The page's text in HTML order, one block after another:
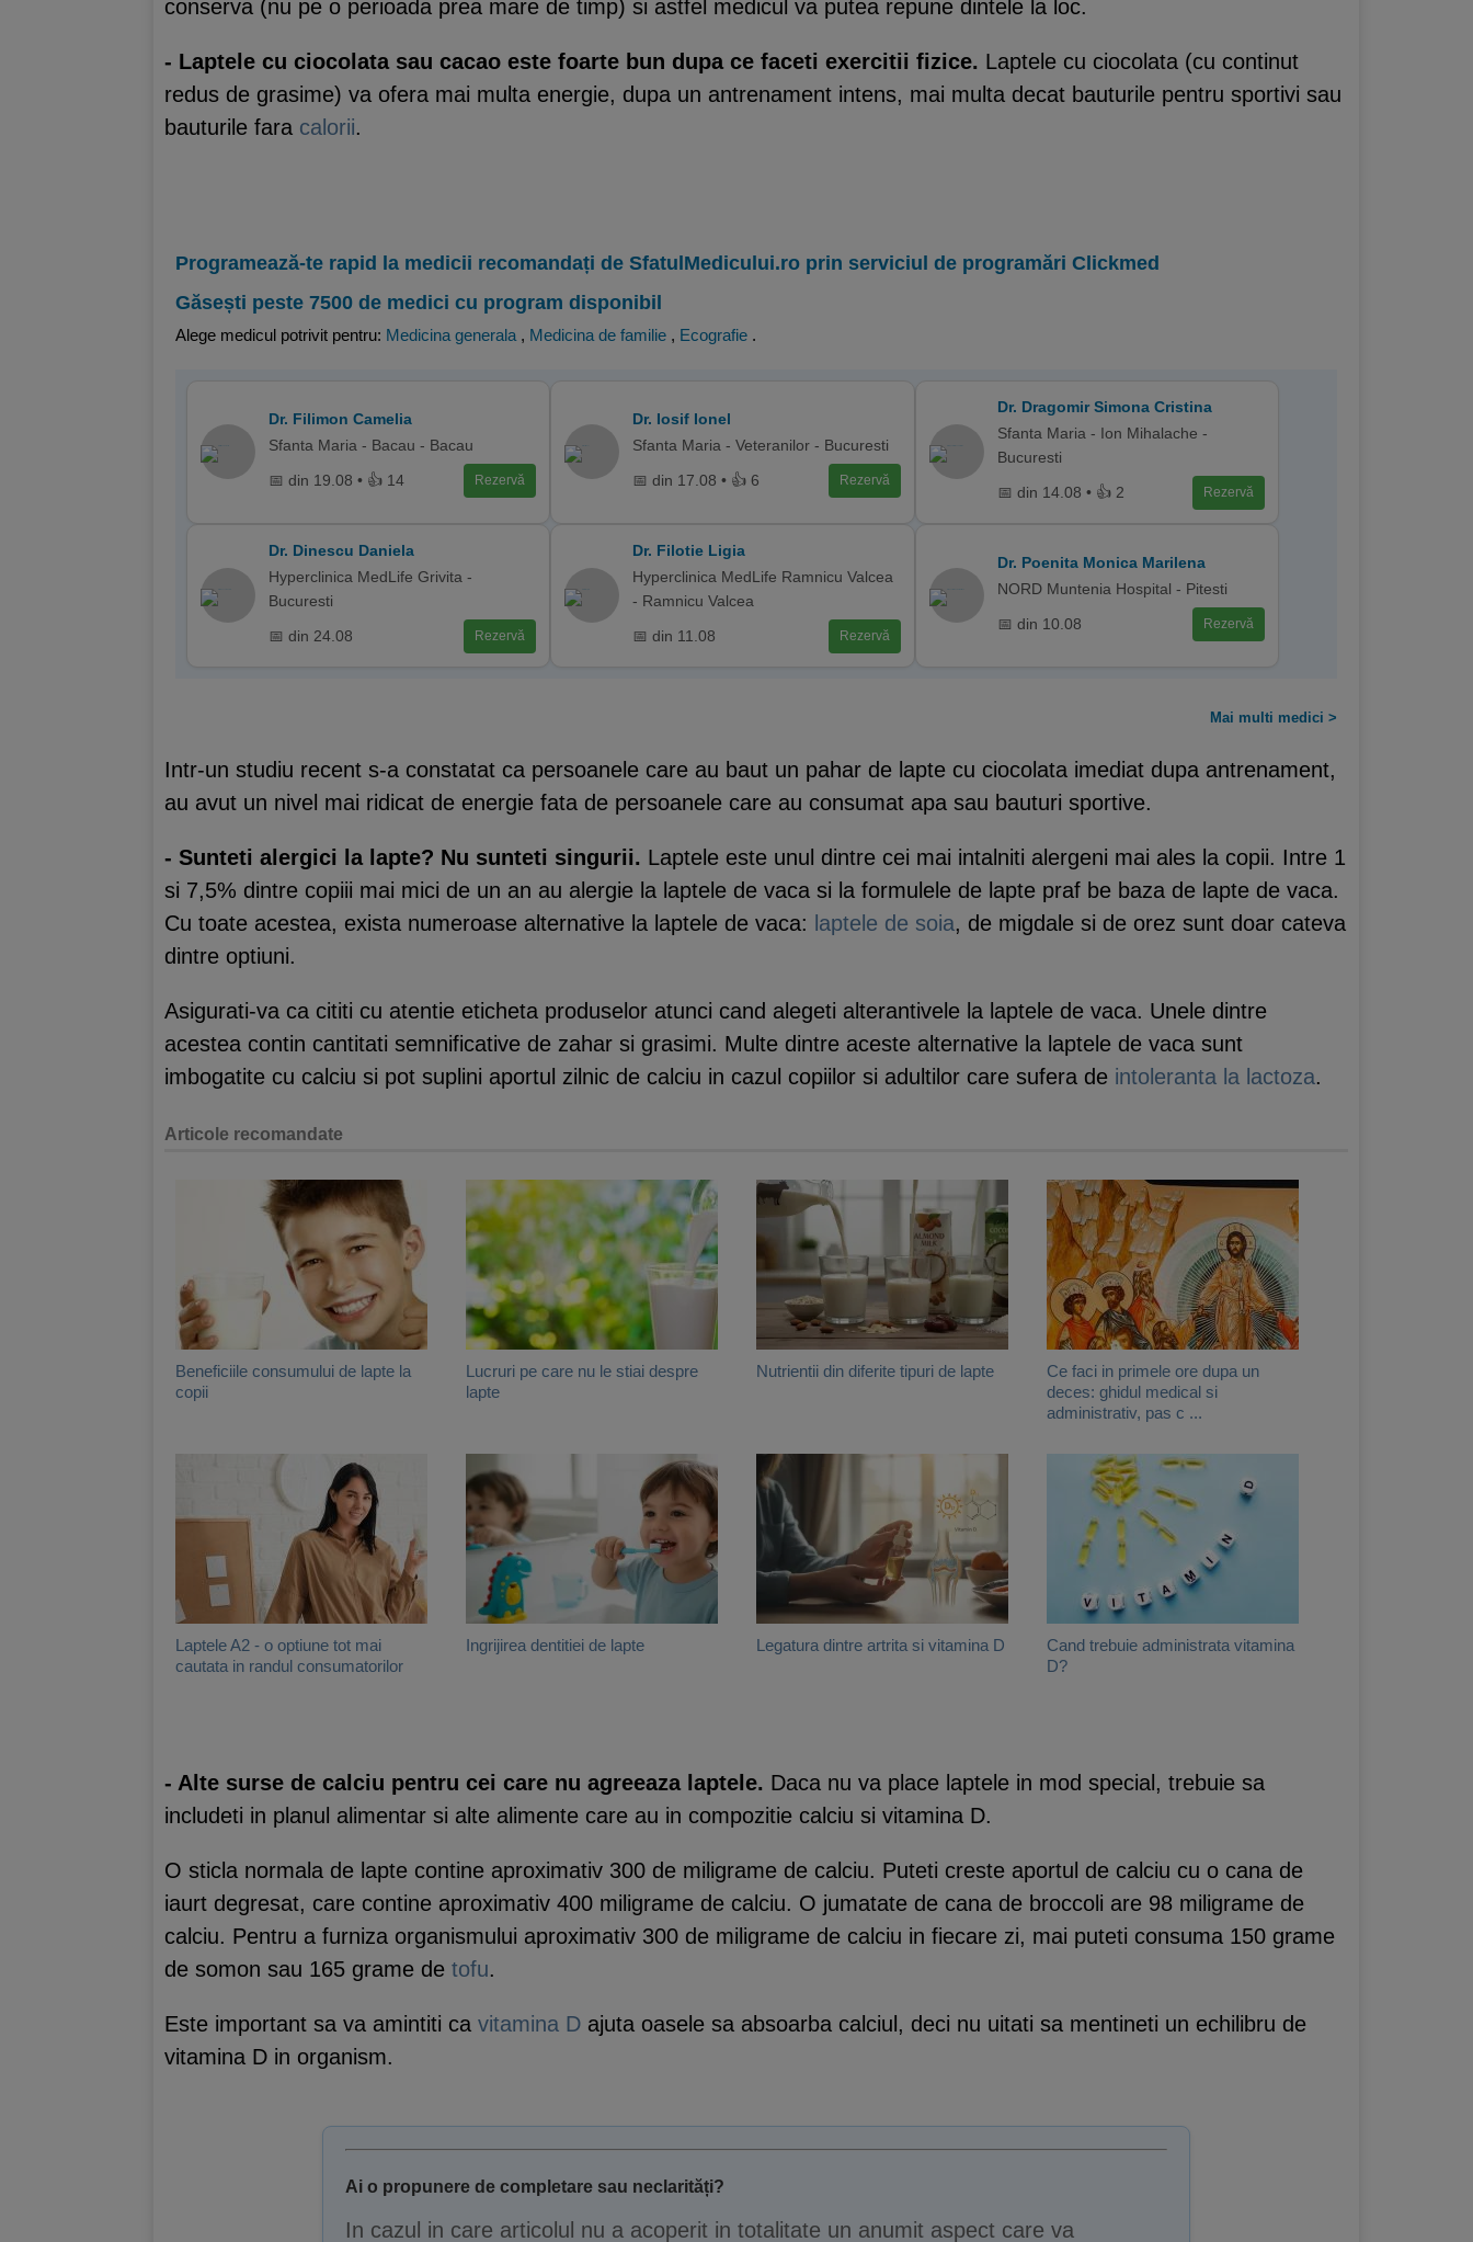
conserva (nu pe o perioada prea mare de timp) si astfel medicul va putea repune dintele la loc.
- Laptele cu ciocolata sau cacao este foarte bun dupa ce faceti exercitii fizice. Laptele cu ciocolata (cu continut
redus de grasime) va ofera mai multa energie, dupa un antrenament intens, mai multa decat bauturile pentru sportivi sau
bauturile fara calorii.
Programează-te rapid la medicii recomandați de SfatulMedicului.ro prin serviciul de programări Clickmed
Găsești peste 7500 de medici cu program disponibil
Alege medicul potrivit pentru: Medicina generala , Medicina de familie , Ecografie .
Dr. Filimon Camelia
Sfanta Maria - Bacau - Bacau
📅 din 19.08 • 👍 14 Rezervă
Dr. Iosif Ionel
Sfanta Maria - Veteranilor - Bucuresti
📅 din 17.08 • 👍 6 Rezervă
Dr. Dragomir Simona Cristina
Sfanta Maria - Ion Mihalache -
Bucuresti
📅 din 14.08 • 👍 2 Rezervă
Dr. Dinescu Daniela
Hyperclinica MedLife Grivita -
Bucuresti
📅 din 24.08 Rezervă
Dr. Filotie Ligia
Hyperclinica MedLife Ramnicu Valcea
- Ramnicu Valcea
📅 din 11.08 Rezervă
Dr. Poenita Monica Marilena
NORD Muntenia Hospital - Pitesti
📅 din 10.08 Rezervă
Mai multi medici >
Intr-un studiu recent s-a constatat ca persoanele care au baut un pahar de lapte cu ciocolata imediat dupa antrenament,
au avut un nivel mai ridicat de energie fata de persoanele care au consumat apa sau bauturi sportive.
- Sunteti alergici la lapte? Nu sunteti singurii. Laptele este unul dintre cei mai intalniti alergeni mai ales la copii. Intre 1
si 7,5% dintre copiii mai mici de un an au alergie la laptele de vaca si la formulele de lapte praf be baza de lapte de vaca.
Cu toate acestea, exista numeroase alternative la laptele de vaca: laptele de soia, de migdale si de orez sunt doar cateva
dintre optiuni.
Asigurati-va ca cititi cu atentie eticheta produselor atunci cand alegeti alterantivele la laptele de vaca. Unele dintre
acestea contin cantitati semnificative de zahar si grasimi. Multe dintre aceste alternative la laptele de vaca sunt
imbogatite cu calciu si pot suplini aportul zilnic de calciu in cazul copiilor si adultilor care sufera de intoleranta la lactoza.
Articole recomandate
Beneficiile consumului de lapte la
copii
Lucruri pe care nu le stiai despre
lapte
Nutrientii din diferite tipuri de lapte
Ce faci in primele ore dupa un
deces: ghidul medical si
administrativ, pas c ...
Laptele A2 - o optiune tot mai
cautata in randul consumatorilor
Ingrijirea dentitiei de lapte Legatura dintre artrita si vitamina D
Cand trebuie administrata vitamina
D?
- Alte surse de calciu pentru cei care nu agreeaza laptele. Daca nu va place laptele in mod special, trebuie sa
includeti in planul alimentar si alte alimente care au in compozitie calciu si vitamina D.
O sticla normala de lapte contine aproximativ 300 de miligrame de calciu. Puteti creste aportul de calciu cu o cana de
iaurt degresat, care contine aproximativ 400 miligrame de calciu. O jumatate de cana de broccoli are 98 miligrame de
calciu. Pentru a furniza organismului aproximativ 300 de miligrame de calciu in fiecare zi, mai puteti consuma 150 grame
de somon sau 165 grame de tofu.
Este important sa va amintiti ca vitamina D ajuta oasele sa absoarba calciul, deci nu uitati sa mentineti un echilibru de
vitamina D in organism.
Ai o propunere de completare sau neclarități?
In cazul in care articolul nu a acoperit in totalitate un anumit aspect care va